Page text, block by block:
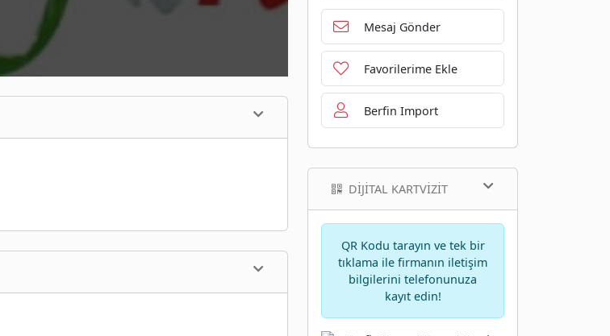
Mesaj Gönder
Favorilerime Ekle
Berfin Import
DIJITAL KARTVIZIT
QR Kodu tarayın ve tek bir
tıklama ile firmanın iletişim
bilgilerini telefonunuza
kayıt edin!